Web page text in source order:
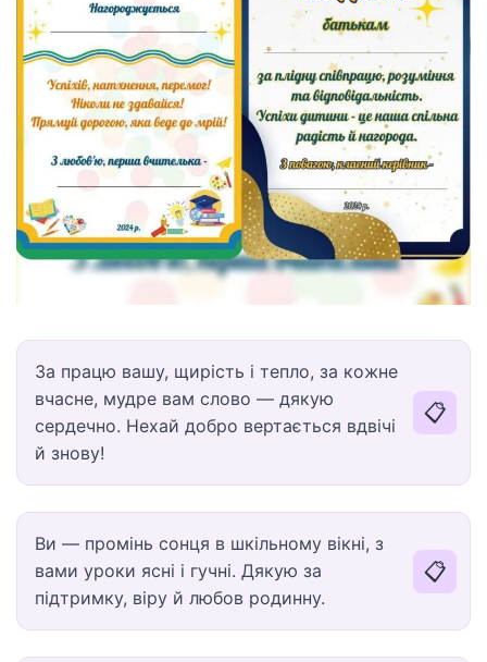
За працю вашу, щирість і тепло, за кожне
вчасне, мудре вам слово — дякую
сердечно. Нехай добро вертається вдвічі
й знову!
📋
Ви — промінь сонця в шкільному вікні, з
вами уроки ясні і гучні. Дякую за
підтримку, віру й любов родинну.
📋